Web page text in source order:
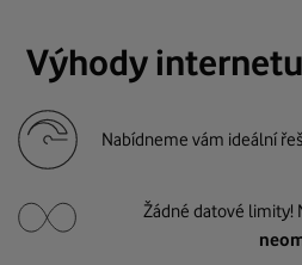
Výhody
Nabídneme vám ideální
Žádné datové limity!